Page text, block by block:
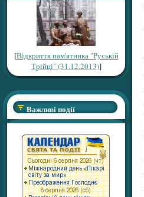
[Відкриття пам'ятника "Руській
Трійці" (31.12.2013)]
Важливі події